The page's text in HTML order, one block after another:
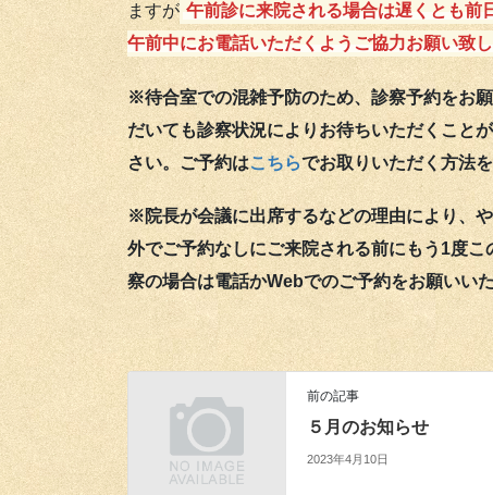
ますが 午前診に来院される場合は遅くとも前
午前中にお電話いただくようご協力お願い致し
※待合室での混雑予防のため、診察予約をお
だいても診察状況によりお待ちいただくこと
さい。ご予約はこちらでお取りいただく方法
※院長が会議に出席するなどの理由により、
外でご予約なしにご来院される前にもう1度
察の場合は電話かWebでのご予約をお願いい
前の記事
５月のお知らせ
2023年4月10日